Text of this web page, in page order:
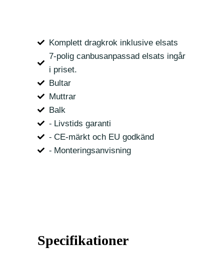
Komplett dragkrok inklusive elsats
7-polig canbusanpassad elsats ingår
i priset.
Bultar
Muttrar
Balk
⁃ Livstids garanti
⁃ CE-märkt och EU godkänd
⁃ Monteringsanvisning
Specifikationer